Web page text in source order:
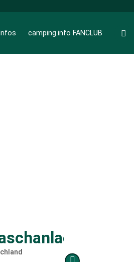
camping.info FANCLUB
und